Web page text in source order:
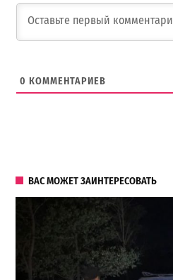
0 КОММЕНТАРИЕВ
ВАС МОЖЕТ ЗАИНТЕРЕСОВАТЬ